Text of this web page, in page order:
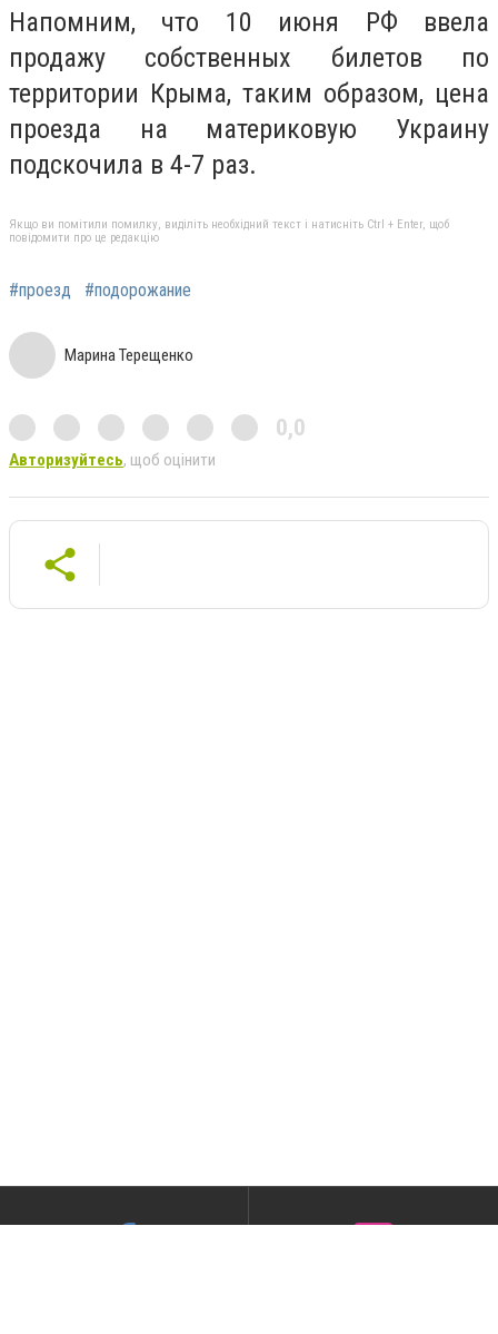
Напомним, что 10 июня РФ ввела
продажу собственных билетов по
территории Крыма, таким образом, цена
проезда на материковую Украину
подскочила в 4-7 раз.
Якщо ви помітили помилку, виділіть необхідний текст і натисніть Ctrl + Enter, щоб
повідомити про це редакцію
#проезд #подорожание
Марина Терещенко
0,0
Авторизуйтесь, щоб оцінити